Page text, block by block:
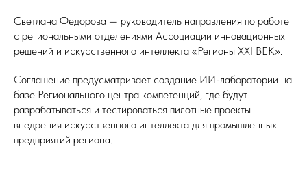
Светлана Федорова — руководитель направления по работе
с региональными отделениями Ассоциации инновационных
решений и искусственного интеллекта «Регионы XXI ВЕК».
Соглашение предусматривает создание ИИ-лаборатории на
базе Регионального центра компетенций, где будут
разрабатываться и тестироваться пилотные проекты
внедрения искусственного интеллекта для промышленных
предприятий региона.